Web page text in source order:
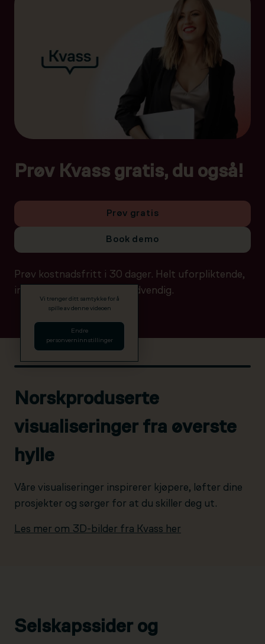
Prøv Kvass gratis, du også!
Prøv gratis
Book demo
Prøv kostnadsfritt i 30 dager. Helt uforpliktende,
ingen betalingsdetaljer nødvendig.
Vi trenger ditt samtykke for å
spille av denne videoen
Endre
personverninnstillinger
Norskproduserte
visualiseringer fra øverste
hylle
Våre visualiseringer inspirerer kjøpere, løfter dine
prosjekter og sørger for at du skiller deg ut.
Les mer om 3D-bilder fra Kvass her
Selskapssider og